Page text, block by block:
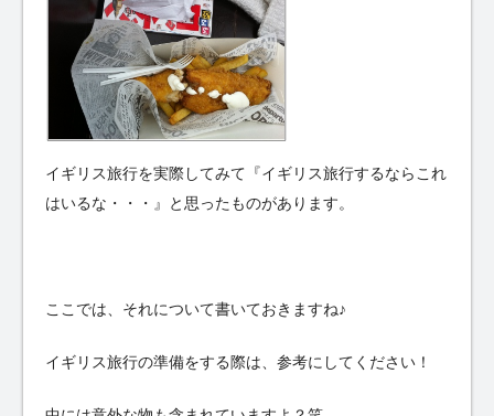
イギリス旅行を実際してみて『イギリス旅行するならこれ
はいるな・・・』と思ったものがあります。
ここでは、それについて書いておきますね♪
イギリス旅行の準備をする際は、参考にしてください！